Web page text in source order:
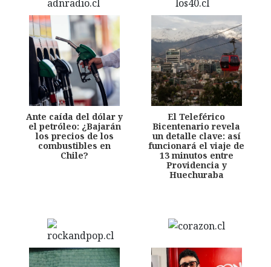
Ante caída del dólar y
el petróleo: ¿Bajarán
los precios de los
combustibles en
Chile?
El Teleférico
Bicentenario revela
un detalle clave: así
funcionará el viaje de
13 minutos entre
Providencia y
Huechuraba